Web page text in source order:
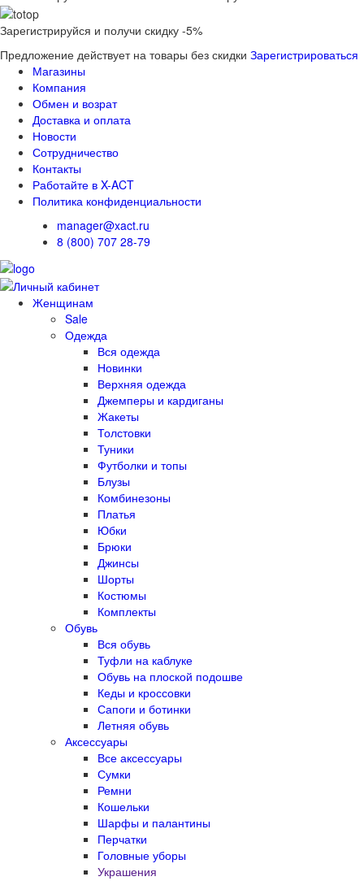
Зарегистрируйся и получи скидку -5%
Предложение действует на товары без скидки Зарегистрироваться
Магазины
Компания
Обмен и возрат
Доставка и оплата
Новости
Сотрудничество
Контакты
Работайте в X-ACT
Политика конфиденциальности
manager@xact.ru
8 (800) 707 28-79
Женщинам
Sale
Одежда
Вся одежда
Новинки
Верхняя одежда
Джемперы и кардиганы
Жакеты
Толстовки
Туники
Футболки и топы
Блузы
Комбинезоны
Платья
Юбки
Брюки
Джинсы
Шорты
Костюмы
Комплекты
Обувь
Вся обувь
Туфли на каблуке
Обувь на плоской подошве
Кеды и кроссовки
Сапоги и ботинки
Летняя обувь
Аксессуары
Все аксессуары
Сумки
Ремни
Кошельки
Шарфы и палантины
Перчатки
Головные уборы
Украшения